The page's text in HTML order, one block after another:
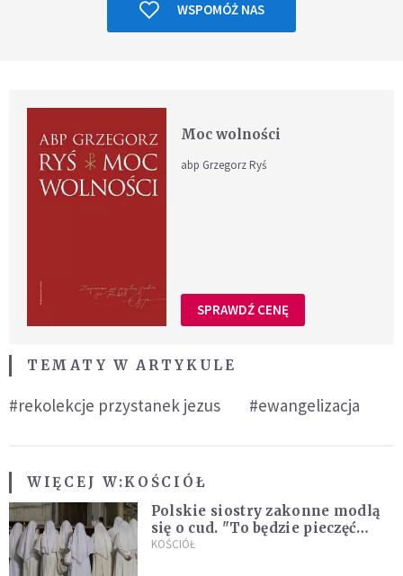
WSPOMÓŻ NAS
Moc wolności
abp Grzegorz Ryś
SPRAWDŹ CENĘ
TEMATY W ARTYKULE
#rekolekcje przystanek jezus #ewangelizacja
WIĘCEJ W:KOŚCIÓŁ
Polskie siostry zakonne modlą
się o cud. "To będzie pieczęć
Pana Boga dla naszej wiary"
KOŚCIÓŁ